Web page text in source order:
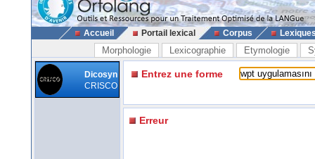
Accueil Portail lexical Corpus
Morphologie Lexicographie Etymologie
Dicosyn
CRISCO
Entrez une forme
Erreur